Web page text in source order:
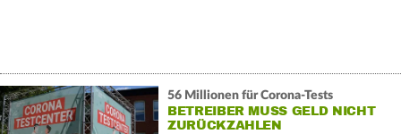
56 Millionen für Corona-Tests
BETREIBER MUSS GELD NICHT
ZURÜCKZAHLEN